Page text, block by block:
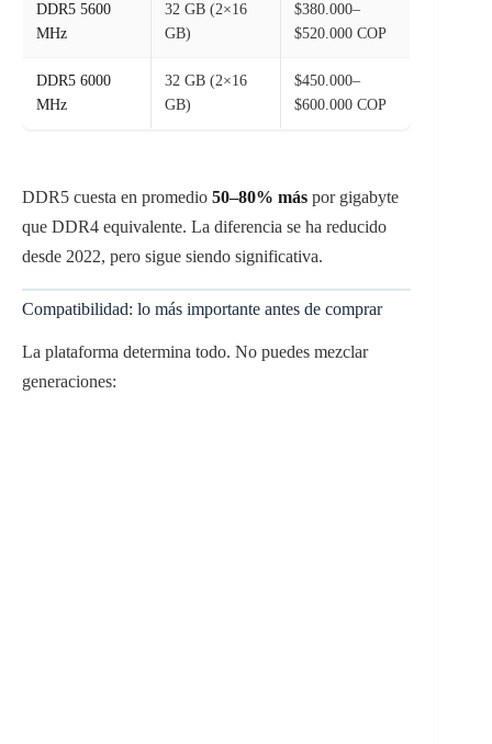
DDR5 5600
MHz
32 GB (2×16
GB)
$380.000–
$520.000 COP
DDR5 6000
MHz
32 GB (2×16
GB)
$450.000–
$600.000 COP
DDR5 cuesta en promedio 50–80% más por gigabyte
que DDR4 equivalente. La diferencia se ha reducido
desde 2022, pero sigue siendo significativa.
Compatibilidad: lo más importante antes de comprar
La plataforma determina todo. No puedes mezclar
generaciones: